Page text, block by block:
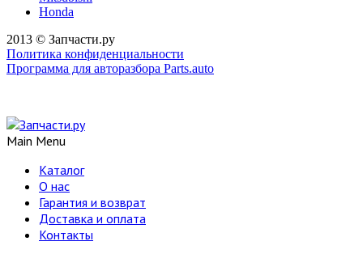
Honda
2013 © Запчасти.ру
Политика конфиденциальности
Программа для авторазбора Parts.auto
Main Menu
Каталог
О нас
Гарантия и возврат
Доставка и оплата
Контакты